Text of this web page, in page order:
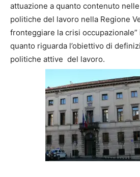
attuazione a quanto contenuto
politiche del lavoro nella Regione
fronteggiare la crisi
quanto riguarda l’obiettivo di
politiche attive del lavoro.